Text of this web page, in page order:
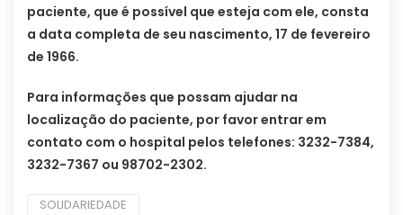
paciente, que é possível que esteja com ele, consta
a data completa de seu nascimento, 17 de fevereiro
de 1966.
Para informações que possam ajudar na
localização do paciente, por favor entrar em
contato com o hospital pelos telefones: 3232-7384,
3232-7367 ou 98702-2302.
SOLIDARIEDADE